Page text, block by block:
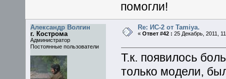
помогли!
Александр Волгин
г. Кострома
Администратор
Постоянные пользователи
Re: ИС-2 от Tamiya.
« Ответ #42 : 25 Декабрь, 2011,
Т.к. появилось
только модели,